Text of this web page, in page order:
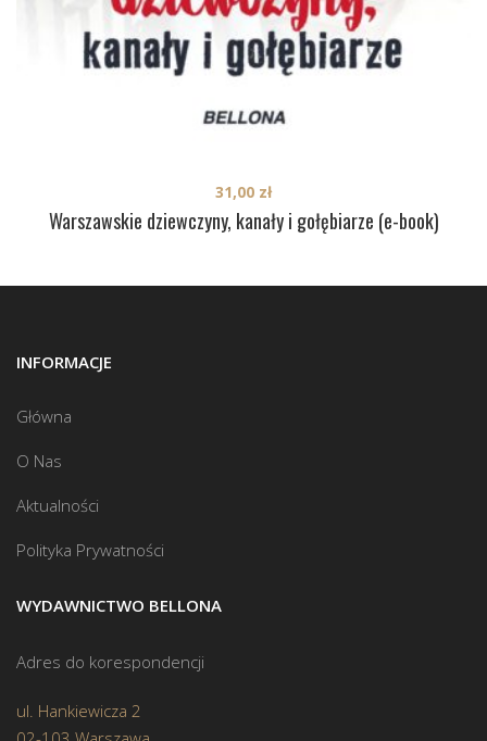
Warszawskie dziewczyny, kanały i gołębiarze (e-book)
31,00 zł
INFORMACJE
Główna
O Nas
Aktualności
Polityka Prywatności
WYDAWNICTWO BELLONA
Adres do korespondencji
ul. Hankiewicza 2